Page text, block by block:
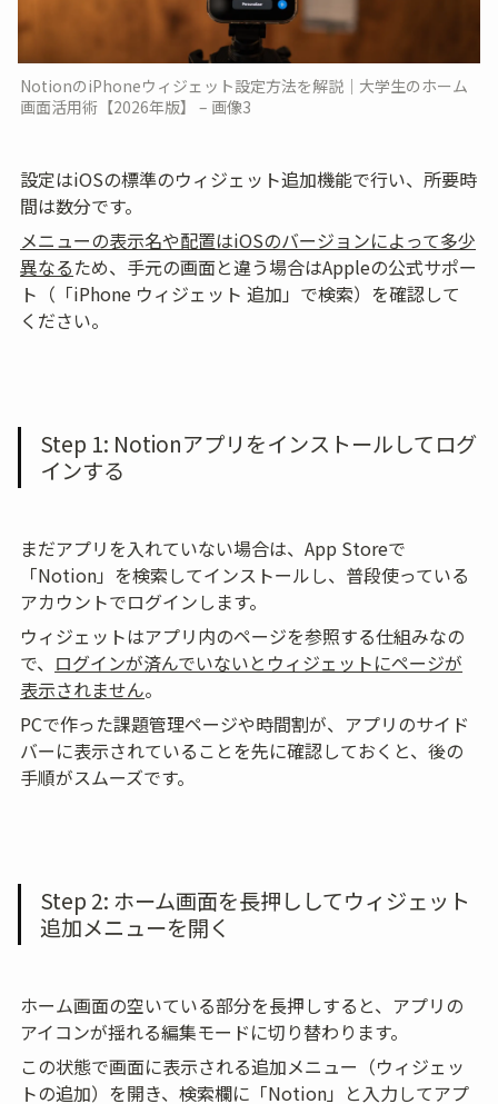
NotionのiPhoneウィジェット設定方法を解説｜大学生のホーム
画面活用術【2026年版】 – 画像3
設定はiOSの標準のウィジェット追加機能で行い、所要時
間は数分です。
メニューの表示名や配置はiOSのバージョンによって多少
異なるため、手元の画面と違う場合はAppleの公式サポー
ト（「iPhone ウィジェット 追加」で検索）を確認して
ください。
Step 1: Notionアプリをインストールしてログ
インする
まだアプリを入れていない場合は、App Storeで
「Notion」を検索してインストールし、普段使っている
アカウントでログインします。
ウィジェットはアプリ内のページを参照する仕組みなの
で、 ログインが済んでいないとウィジェットにページが
表示されません。
PCで作った課題管理ページや時間割が、アプリのサイド
バーに表示されていることを先に確認しておくと、後の
手順がスムーズです。
Step 2: ホーム画面を長押ししてウィジェット
追加メニューを開く
ホーム画面の空いている部分を長押しすると、アプリの
アイコンが揺れる編集モードに切り替わります。
この状態で画面に表示される追加メニュー（ウィジェッ
トの追加）を開き、検索欄に「Notion」と入力してアプ